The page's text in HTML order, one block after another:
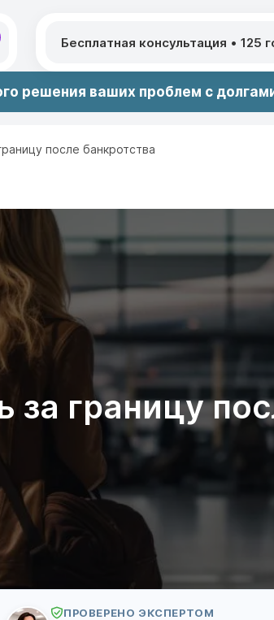
Бесплатная консультация • 125
решения ваших проблем с
после банкротства
границу
ПРОВЕРЕНО ЭКСПЕРТОМ